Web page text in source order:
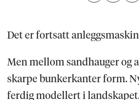
Det er fortsatt
Men mellom sandhauger og
skarpe bunkerkanter form.
ferdig modellert i